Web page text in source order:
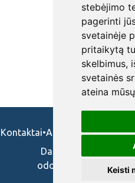
stebėjimo
pagerinti
svetainėje
pritaikytą
skelbimus,
svetainės
ateina
Keisti
Kontaktai•Apie mus•
Darbo skelbimai ir
odontologams,